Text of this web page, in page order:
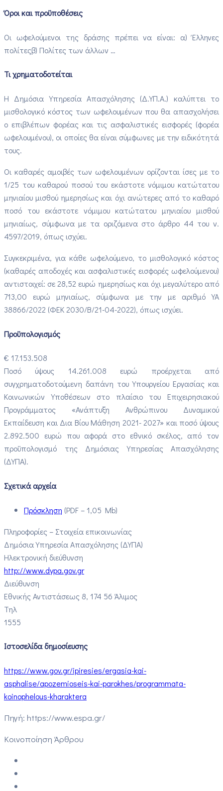
Όροι και προϋποθέσεις
Οι ωφελούμενοι της δράσης πρέπει να είναι: α) Έλληνες
πολίτεςβ) Πολίτες των άλλων …
Τι χρηματοδοτείται
Η Δημόσια Υπηρεσία Απασχόλησης (Δ.ΥΠ.Α.) καλύπτει το
μισθολογικό κόστος των ωφελουμένων που θα απασχολήσει
ο επιβλέπων φορέας και τις ασφαλιστικές εισφορές (φορέα
ωφελουμένου), οι οποίες θα είναι σύμφωνες με την ειδικότητά
τους.
Οι καθαρές αμοιβές των ωφελουμένων ορίζονται ίσες με το
1/25 του καθαρού ποσού του εκάστοτε νόμιμου κατώτατου
μηνιαίου μισθού ημερησίως και όχι ανώτερες από το καθαρό
ποσό του εκάστοτε νόμιμου κατώτατου μηνιαίου μισθού
μηνιαίως, σύμφωνα με τα οριζόμενα στο άρθρο 44 του ν.
4597/2019, όπως ισχύει.
​Συγκεκριμένα, για κάθε ωφελούμενο, το μισθολογικό κόστος
(καθαρές αποδοχές και ασφαλιστικές εισφορές ωφελούμενου)
αντιστοιχεί: σε 28,52 ευρώ ημερησίως και όχι μεγαλύτερο από
713,00 ευρώ μηνιαίως, σύμφωνα με την με αριθμό ΥΑ
38866/2022 (ΦΕΚ 2030/Β/21-04-2022), όπως ισχύει.
Προϋπολογισμός
€ 17.153.508
Ποσό ύψους 14.261.​008 ευρώ προέρχεται από
συγχρηματοδοτούμενη δαπάνη του Υπουργείου Εργασίας και
Κοινωνικών Υποθέσεων στο πλαίσιο του Επιχειρησιακού
Προγράμματος «Ανάπτυξη Ανθρώπινου Δυναμικού
Εκπαίδευση και Δια Βίου Μάθηση 2021- 2027» και ποσό ύψους
2.892.500 ευρώ που αφορά στο εθνικό σκέλος, από τον
προϋπολογισμό της Δημόσιας Υπηρεσίας Απασχόλησης
(ΔΥΠΑ)​.
Σχετικά αρχεία
Πρόσκληση (PDF – 1,05 Mb)
Πληροφορίες – Στοιχεία επικοινωνίας
Δημόσια Υπηρεσία Απασχόλησης (ΔΥΠΑ)
Ηλεκτρονική διεύθυνση
http://www.dypa.gov.gr
Διεύθυνση
Εθνικής Αντιστάσεως 8, 174 56 Άλιμος
Τηλ
1555
Ιστοσελίδα δημοσίευσης
https://www.gov.gr/ipiresies/ergasia-kai-
asphalise/apozemioseis-kai-parokhes/programmata-
koinophelous-kharaktera
Πηγή: https://www.espa.gr/
Κοινοποίηση Άρθρου